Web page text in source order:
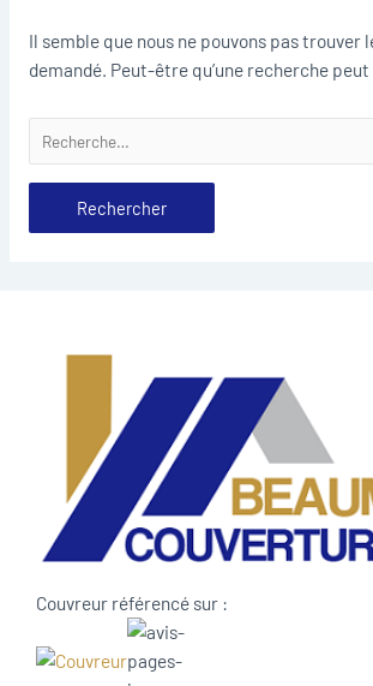
Il semble que nous ne pouvons pas trouver
demandé. Peut-être qu’une recherche peut
Couvreur référencé sur :